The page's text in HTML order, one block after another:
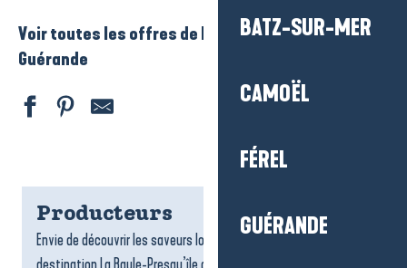
BATZ-SUR-MER
CAMOËL
FÉREL
GUÉRANDE
Voir toutes les offres de La Baule – Presqu’ile de
Guérande
Producteurs
Envie de découvrir les saveurs locales ? Les producteurs de la